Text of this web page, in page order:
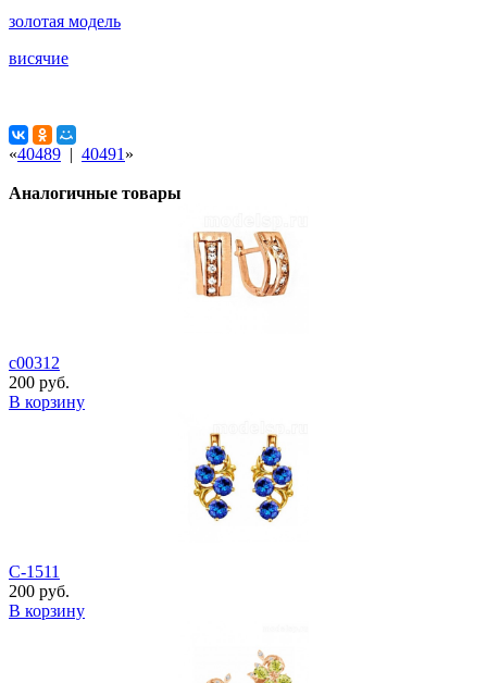
золотая модель
висячие
«40489 | 40491 »
Аналогичные товары
с00312
200 руб.
В корзину
С-1511
200 руб.
В корзину